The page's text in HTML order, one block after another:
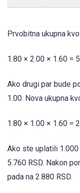
Prvobitna ukupna
1.80 × 2.00 × 1.60 =
Ako drugi par bude
1.00. Nova ukupna
1.80 × 1.00 × 1.60 =
Ako ste uplatili
5.760 RSD. Nakon
pada na 2.880 RSD.